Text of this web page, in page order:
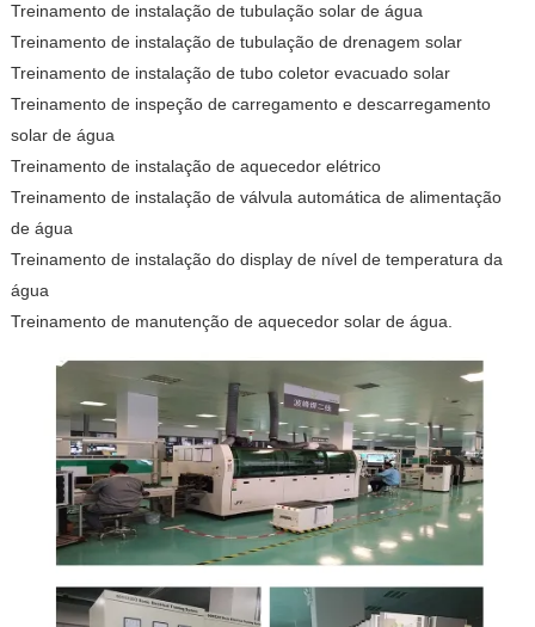
Treinamento de instalação de tubulação solar de água
Treinamento de instalação de tubulação de drenagem solar
Treinamento de instalação de tubo coletor evacuado solar
Treinamento de inspeção de carregamento e descarregamento
solar de água
Treinamento de instalação de aquecedor elétrico
Treinamento de instalação de válvula automática de alimentação
de água
Treinamento de instalação do display de nível de temperatura da
água
Treinamento de manutenção de aquecedor solar de água.